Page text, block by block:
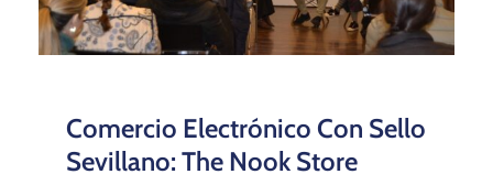
Comercio Electrónico Con Sello
Sevillano: The Nook Store